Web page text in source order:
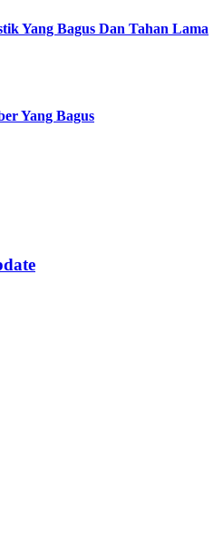
Yang Bagus Dan Tahan Lama
Yang Bagus